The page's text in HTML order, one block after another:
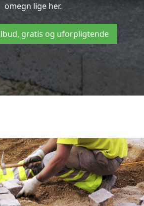
omegn lige her.
gratis og uforpligtende